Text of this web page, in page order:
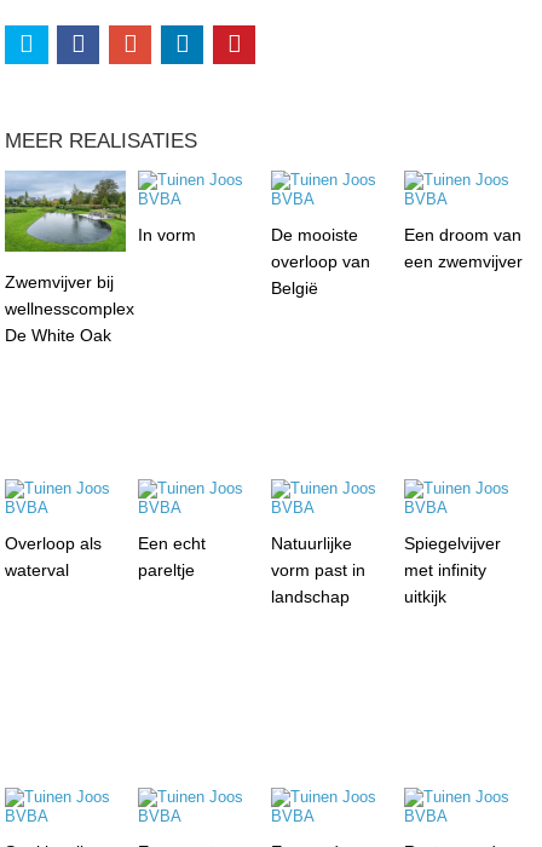
MEER REALISATIES
Zwemvijver bij
wellnesscomplex
De White Oak
In vorm
De mooiste
overloop van
België
Een droom van
een zwemvijver
Overloop als
waterval
Een echt
pareltje
Natuurlijke
vorm past in
landschap
Spiegelvijver
met infinity
uitkijk